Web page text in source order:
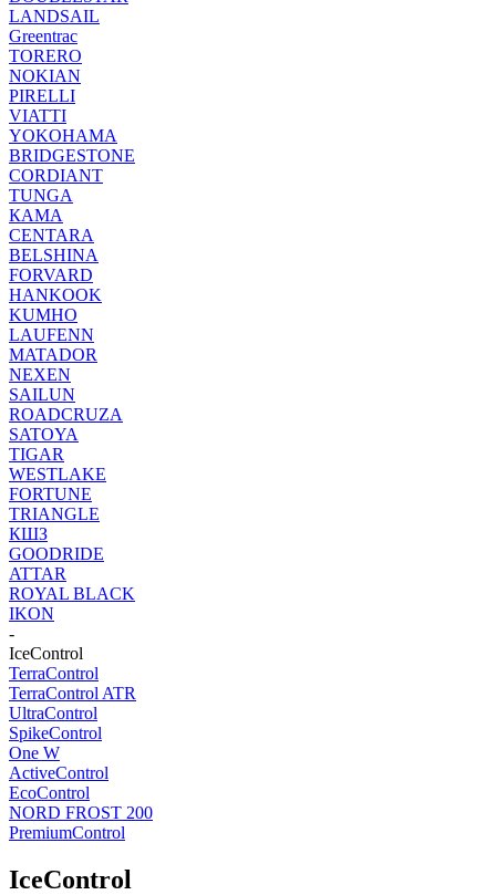
LANDSAIL
Greentrac
TORERO
NOKIAN
PIRELLI
VIATTI
YOKOHAMA
BRIDGESTONE
CORDIANT
TUNGA
КАМА
CENTARA
BELSHINA
FORVARD
HANKOOK
KUMHO
LAUFENN
MATADOR
NEXEN
SAILUN
ROADCRUZA
SATOYA
TIGAR
WESTLAKE
FORTUNE
TRIANGLE
КШЗ
GOODRIDE
ATTAR
ROYAL BLACK
IKON
-
IceControl
TerraControl
TerraControl ATR
UltraControl
SpikeControl
One W
ActiveControl
EcoControl
NORD FROST 200
PremiumControl
IceControl